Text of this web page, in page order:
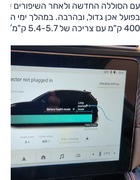
עם הסוללה החדשה ולאחר השיפורים
400 ק"מ עם צריכה של 5.4-5.7 ק"מ/קוט"ש.